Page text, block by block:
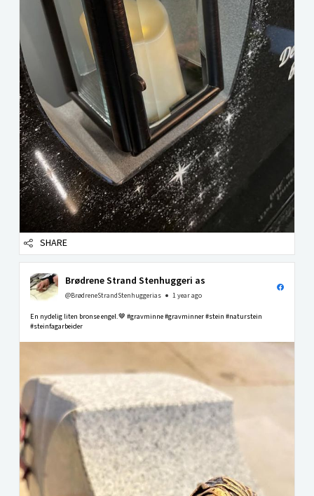
SHARE
Brødrene Strand Stenhuggeri as
@BrødreneStrandStenhuggerias 1 year ago
En nydelig liten bronse engel.🤎 #gravminne #gravminner #stein #naturstein
#steinfagarbeider